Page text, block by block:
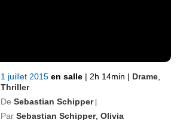
1 juillet 2015en salle | 2h 14min | Drame
Thriller
De Sebastian Schipper |
Par Sebastian Schipper,Olivia